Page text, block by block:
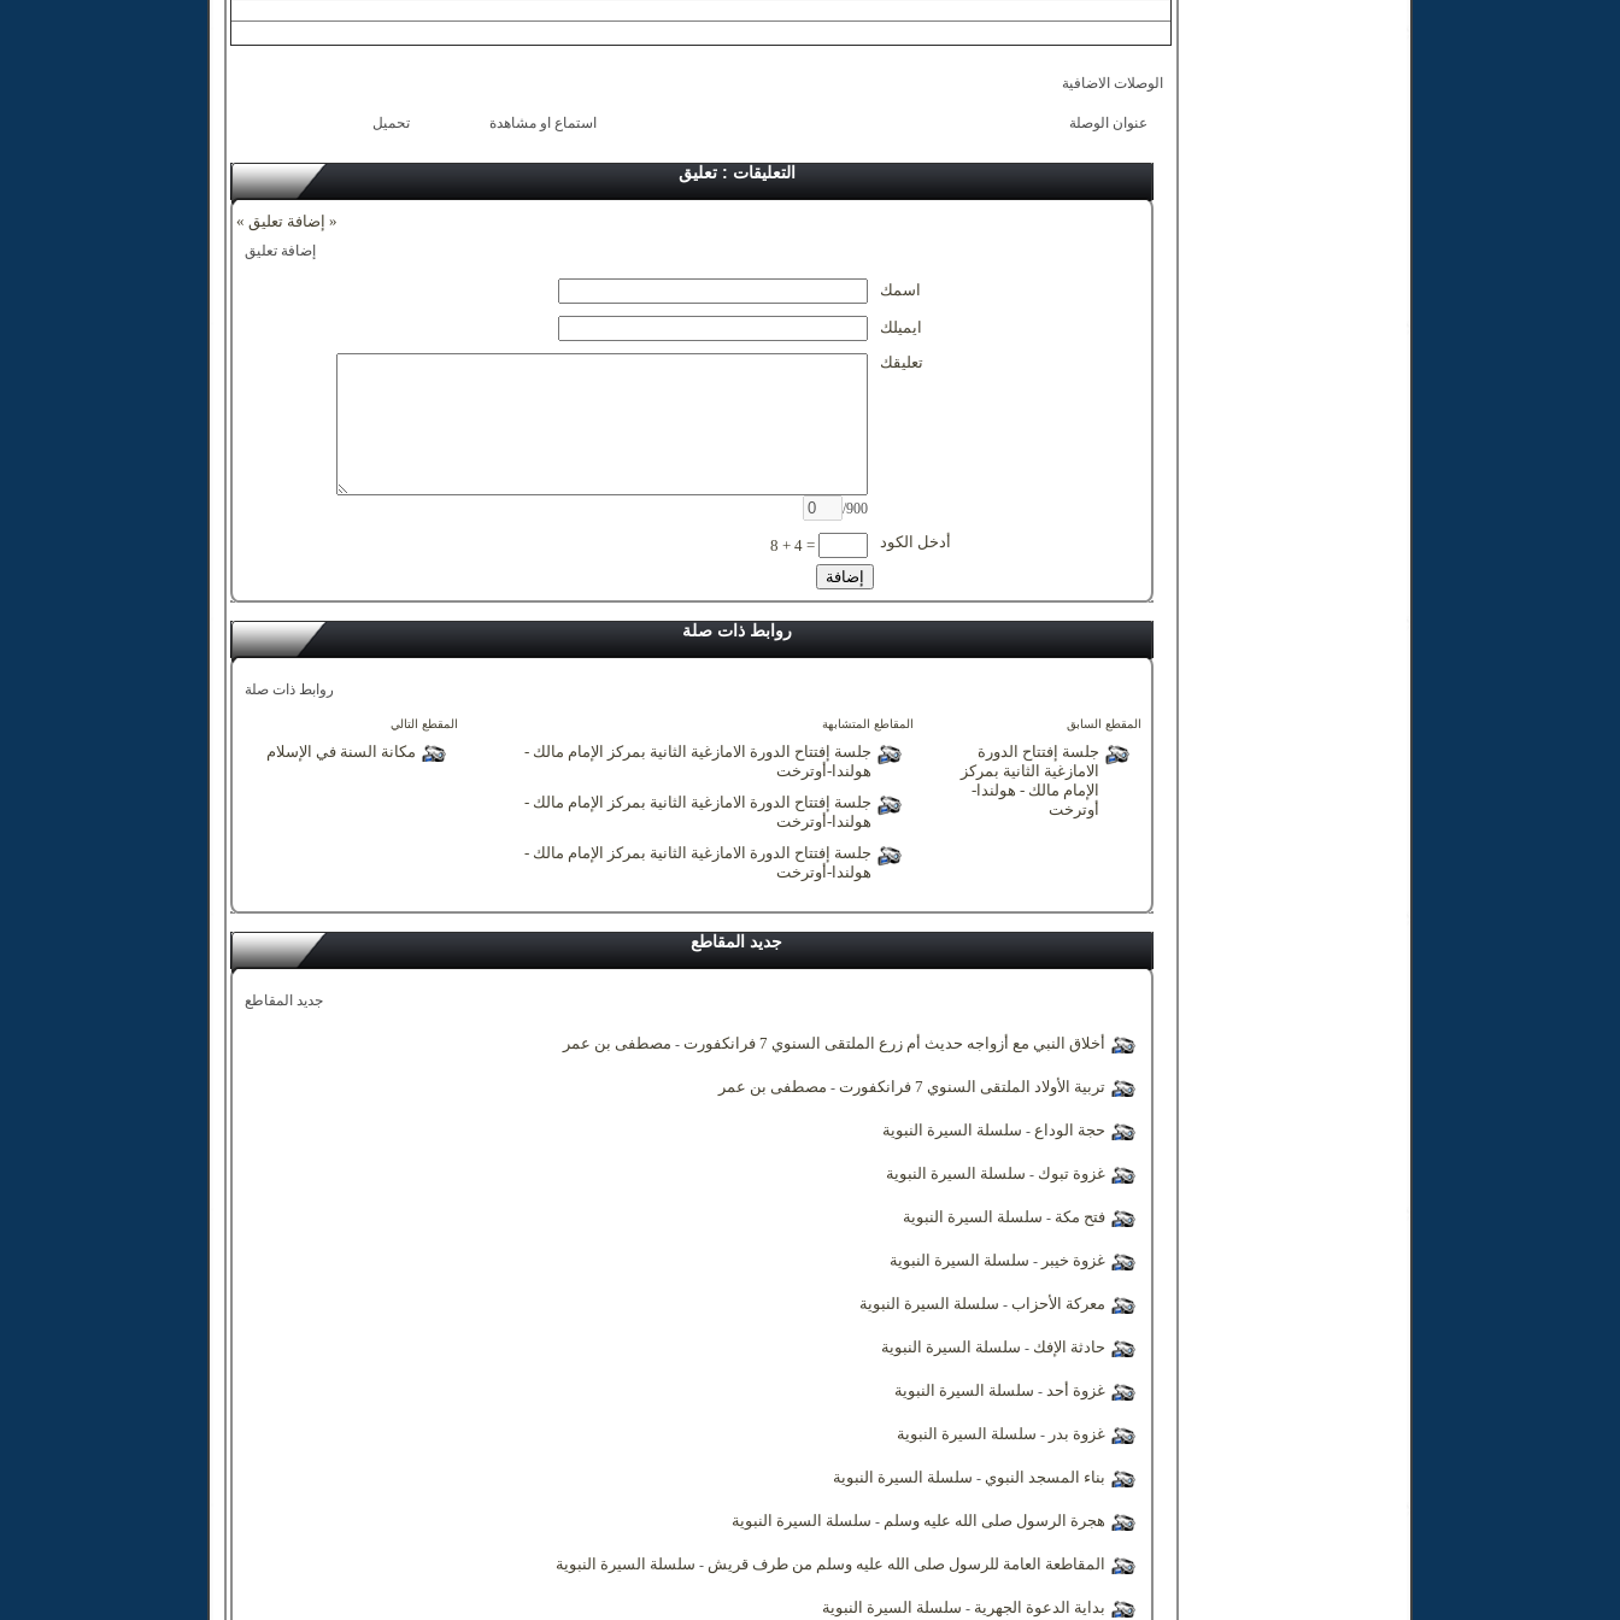
الوصلات الاضافية
عنوان الوصلة استماع او مشاهدة تحميل
التعليقات : تعليق
« إضافة تعليق »
إضافة تعليق
اسمك
ايميلك
/900
تعليقك
8 + 4 = أدخل الكود
روابط ذات صلة
روابط ذات صلة
المقطع السابق
جلسة إفتتاح الدورة
الامازغية الثانية بمركز
الإمام مالك - هولندا-
أوترخت
المقاطع المتشابهة
جلسة إفتتاح الدورة الامازغية الثانية بمركز الإمام مالك -
هولندا-أوترخت
جلسة إفتتاح الدورة الامازغية الثانية بمركز الإمام مالك -
هولندا-أوترخت
جلسة إفتتاح الدورة الامازغية الثانية بمركز الإمام مالك -
هولندا-أوترخت
المقطع التالي
مكانة السنة في الإسلام
جديد المقاطع
جديد المقاطع
أخلاق النبي مع أزواجه حديث أم زرع الملتقى السنوي 7 فرانكفورت - مصطفى بن عمر
تربية الأولاد الملتقى السنوي 7 فرانكفورت - مصطفى بن عمر
حجة الوداع- سلسلة السيرة النبوية
غزوة تبوك - سلسلة السيرة النبوية
فتح مكة - سلسلة السيرة النبوية
غزوة خيبر - سلسلة السيرة النبوية
معركة الأحزاب- سلسلة السيرة النبوية
حادثة الإفك - سلسلة السيرة النبوية
غزوة أحد- سلسلة السيرة النبوية
غزوة بدر - سلسلة السيرة النبوية
بناء المسجد النبوي- سلسلة السيرة النبوية
هجرة الرسول صلى الله عليه وسلم - سلسلة السيرة النبوية
المقاطعة العامة للرسول صلى الله عليه وسلم من طرف قريش - سلسلة السيرة النبوية
بداية الدعوة الجهرية - سلسلة السيرة النبوية